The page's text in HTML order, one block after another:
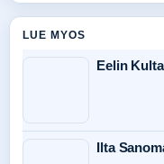
LUE MYOS
Eelin
Ilta